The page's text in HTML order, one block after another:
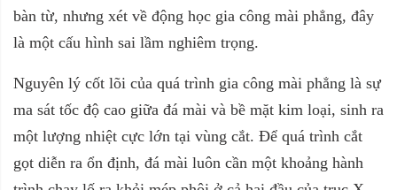
bàn từ, nhưng xét về động học gia công mài phẳng, đây
là một cấu hình sai lầm nghiêm trọng.
Nguyên lý cốt lõi của quá trình gia công mài phẳng là sự
ma sát tốc độ cao giữa đá mài và bề mặt kim loại, sinh ra
một lượng nhiệt cực lớn tại vùng cắt. Để quá trình cắt
gọt diễn ra ổn định, đá mài luôn cần một khoảng hành